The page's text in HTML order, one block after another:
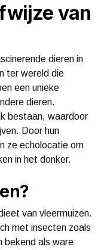
van
dieren in
ter wereld die
een unieke
dieren.
bestaan, waardoor
Door hun
ze echolocatie om
in het donker.
van vleermuizen.
met insecten zoals
bekend als ware